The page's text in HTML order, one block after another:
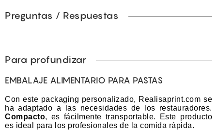
Preguntas / Respuestas
Para profundizar
EMBALAJE ALIMENTARIO PARA PASTAS
Con este packaging personalizado, Realisaprint.com se
ha adaptado a las necesidades de los restauradores.
Compacto, es fácilmente transportable. Este producto
es ideal para los profesionales de la comida rápida.